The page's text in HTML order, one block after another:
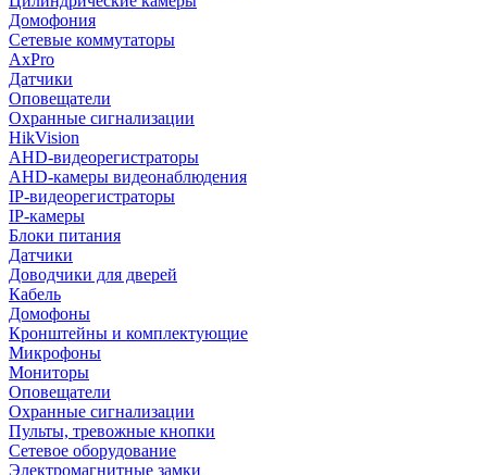
Домофония
Сетевые коммутаторы
AxPro
Датчики
Оповещатели
Охранные сигнализации
HikVision
AHD-видеорегистраторы
AHD-камеры видеонаблюдения
IP-видеорегистраторы
IP-камеры
Блоки питания
Датчики
Доводчики для дверей
Кабель
Домофоны
Кронштейны и комплектующие
Микрофоны
Мониторы
Оповещатели
Охранные сигнализации
Пульты, тревожные кнопки
Сетевое оборудование
Электромагнитные замки